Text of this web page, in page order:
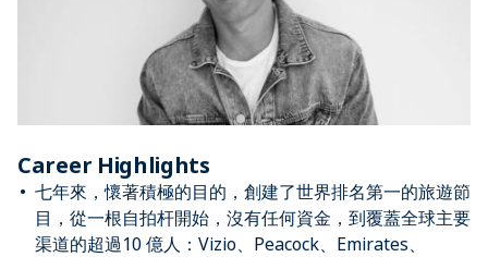
Career Highlights
七年來，懷著積極的目的，創建了世界排名第一的旅遊節
目，從一根自拍杆開始，沒有任何資金，到覆蓋全球主要
渠道的超過10 億人：Vizio、Peacock、Emirates、